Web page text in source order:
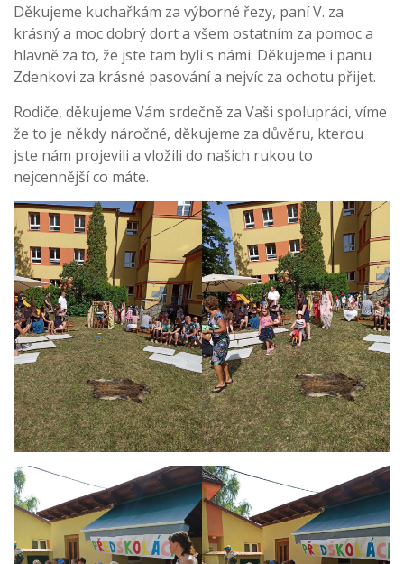
Děkujeme kuchařkám za výborné řezy, paní V. za
krásný a moc dobrý dort a všem ostatním za pomoc a
hlavně za to, že jste tam byli s námi. Děkujeme i panu
Zdenkovi za krásné pasování a nejvíc za ochotu přijet.
Rodiče, děkujeme Vám srdečně za Vaši spolupráci, víme
že to je někdy náročné, děkujeme za důvěru, kterou
jste nám projevili a vložili do našich rukou to
nejcennější co máte.